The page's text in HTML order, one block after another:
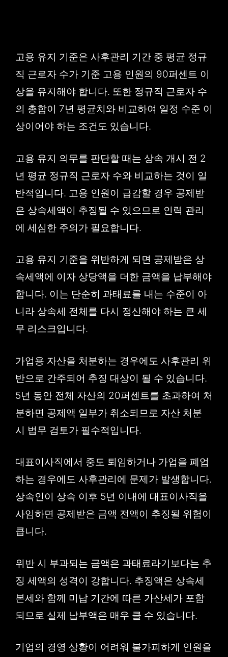
고용 유지 기준은 사후관리 기간 중 평균 정규
직 근로자 수가 기준 고용 인원의 90퍼센트 이
상을 유지해야 합니다. 또한 정규직 근로자 수
의 총합이 7년 평균치와 비교하여 일정 수준 이
상이어야 하는 조건도 있습니다.
고용 유지 의무를 판단할 때는 상속 개시 전 2
년 평균 정규직 근로자 수와 비교하는 것이 일
반적입니다. 고용 인원이 급감할 경우 공제받
은 상속세액이 추징될 수 있으므로 인력 관리
에 세심한 주의가 필요합니다.
고용 유지 기준을 위반하게 되면 공제받은 상
속세액에 이자 상당액을 더한 금액을 납부해야
합니다. 이는 단순히 과태료를 내는 수준이 아
니라 상속세 전체를 다시 정산해야 하는 큰 세
무 리스크입니다.
가업용 자산을 처분하는 경우에도 사후관리 위
반으로 간주되어 추징 대상이 될 수 있습니다.
5년 동안 전체 자산의 20퍼센트를 초과하여 처
분하면 공제액 일부가 취소되므로 자산 처분
시 법무 검토가 필수적입니다.
대표이사직에서 중도 퇴임하거나 가업을 폐업
하는 경우에도 사후관리에 문제가 발생합니다.
상속인이 상속 이후 5년 이내에 대표이사직을
사임하면 공제받은 금액 전액이 추징될 위험이
큽니다.
위반 시 부과되는 금액은 과태료라기보다는 추
징 세액의 성격이 강합니다. 추징액은 상속세
본세와 함께 미납 기간에 따른 가산세가 포함
되므로 실제 납부액은 매우 클 수 있습니다.
기업의 경영 상황이 어려워 불가피하게 인원을